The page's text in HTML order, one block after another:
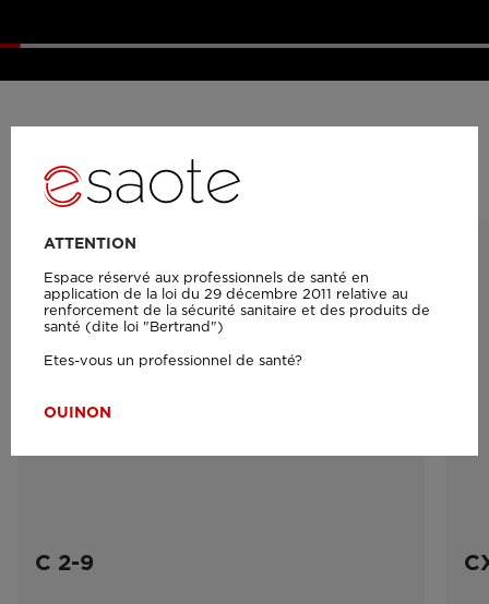
Sondes
C 2-9
ATTENTION
Espace réservé aux professionnels de santé en
application de la loi du 29 décembre 2011 relative au
renforcement de la sécurité sanitaire et des produits de
santé (dite loi "Bertrand")
Etes-vous un professionnel de santé?
OUINON